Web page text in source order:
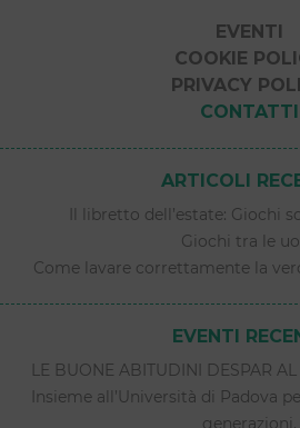
EVENTI
COOKIE
PRIVACY
CONTATTI
ARTICOLI
Il libretto dell’estate: Giochi
Giochi tra le
Come lavare correttamente la
EVENTI
LE BUONE ABITUDINI DESPAR
Insieme all’Università di Padova